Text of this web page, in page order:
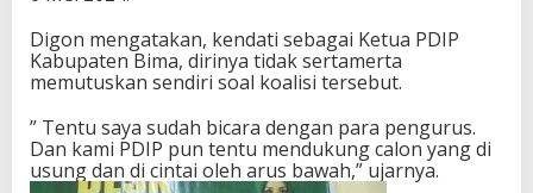
Digon mengatakan, kendati sebagai Ketua PDIP
Kabupaten Bima, dirinya tidak sertamerta
memutuskan sendiri soal koalisi tersebut.
” Tentu saya sudah bicara dengan para pengurus.
Dan kami PDIP pun tentu mendukung calon yang di
usung dan di cintai oleh arus bawah,” ujarnya.